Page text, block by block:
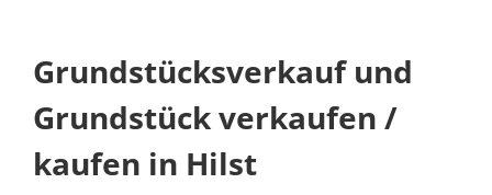
Grundstücksverkauf und
Grundstück verkaufen /
kaufen in Hilst